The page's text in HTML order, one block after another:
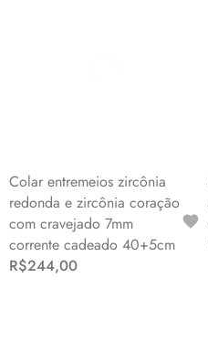
Colar entremeios zircônia
redonda e zircônia coração
com cravejado 7mm
corrente cadeado 40+5cm
R$244,00